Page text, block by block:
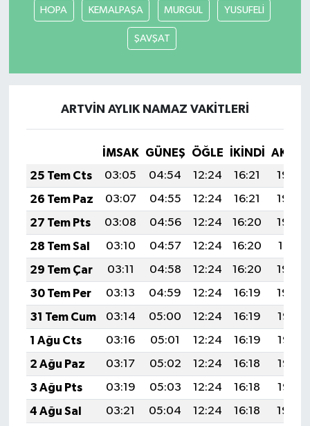
HOPA KEMALPAŞA MURGUL YUSUFELİ
ŞAVŞAT
ARTVİN AYLIK NAMAZ VAKITLERI
İMSAK GÜNEŞ ÖĞLE İKINDI
25 Tem Cts
03:05 04:54 12:24 16:21
19:44
26 Tem Paz
03:07 04:55 12:24 16:21
19:43
27 Tem Pts
03:08 04:56 12:24 16:20
19:42
28 Tem Sal
03:10 04:57 12:24 16:20
19:41
29 Tem Çar
03:11 04:58 12:24 16:20
19:40
30 Tem Per
03:13 04:59 12:24 16:19
19:39
31 Tem Cum
03:14 05:00 12:24 16:19
19:38
1 Ağu Cts
03:16 05:01 12:24 16:19
19:37
2 Ağu Paz
03:17 05:02 12:24 16:18
19:36
3 Ağu Pts
03:19 05:03 12:24 16:18
19:35
4 Ağu Sal
03:21 05:04 12:24 16:18
19:34